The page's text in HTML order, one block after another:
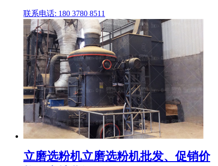
联系电话: 180 3780 8511
立磨选粉机立磨选粉机批发、促销价